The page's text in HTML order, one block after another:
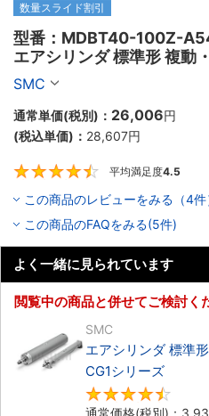
数量スライド割引
型番：MDBT40-100Z-
エアシリンダ 標準形 複動
SMC
通常単価(税別)： 26,006円
(税込単価)： 28,607円
平均満足度4.5
この商品のレビューをみる（4件
この商品のFAQをみる(5件)
よく一緒に見られています
閲覧中の商品と併せてご検討く
SMC
エアシリンダ 標準
CG1シリーズ
通常価格(税別)：